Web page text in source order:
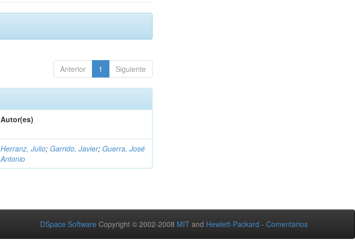
Anterior 1 Siguiente
Autor(es)
Herranz, Julio; Garrido, Javier; Guerra, José
Antonio
DSpace Software Copyright © 2002-2008 MIT and Hewlett-Packard - Comentarios